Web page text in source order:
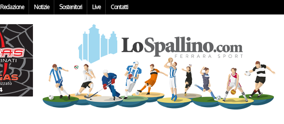
Redazione Notizie Sostenitori Live Contatti